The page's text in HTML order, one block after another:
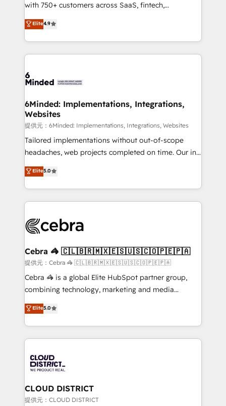
projects • Clients in 30+ industries • Proprietary
technology for integrations • Multilingual team:
English, Spanish, Portuguese & Italian 👉 Grow
smarter with AI and HubSpot.
with 750+ customers across SaaS, fintech,
healthcare, real estate, and other industries. With
150+ HubSpot-certified experts, we deliver scalable
solutions to complex GTM and RevOps challenges.
Our Expertise 🔹 Onboarding & Implementation:
tailored to your GTM motion. 🔹 Migrations:
from other CRMs to HubSpot without data loss or
downtime. 🔹 RevOps Strategy: Align teams,
processes, and data to drive revenue efficiency. 🔹
Integrations: Connect HubSpot with your tech stack
for better adoption. 🔹 Custom Solutions: Build
SOC 2 Type II and ISO 27001 certified, reinforcing
our commitment to data security and compliance. At
Elite4.9
6Minded: Implementations, Integrations,
Websites
提供元：6Minded: Implementations, Integrations, Websites
Tailored implementations without out-of-scope
headaches, web projects completed on time. Our in-
house team of certified CRM architects, experts,
developers, designers, and marketers handles all
aspects of your HubSpot. ✨ 400+ global clients ✨
100+ seamless migrations from 15+ different CRMs
implementations, and 5,000+ pages ✨ CS: Clients
CS: 245% organic growth & +751% new visitors for a
full-funnel HubSpot project ✨ CS: 415% conversion
boost with a new HubSpot site Recognized leaders:
🏆 HubSpot Platform Migration Impact Award 🏆
Inbound Campaign of the Year 🏆 Gold AVA Digital
Award for Best Website 🌟 Accreditations: CRM
Elite5.0
Cebra 🦓 🇨🇱🇧🇷🇲🇽🇪🇸🇺🇸🇨🇴🇵🇪🇵🇦
提供元：Cebra 🦓 🇨🇱🇧🇷🇲🇽🇪🇸🇺🇸🇨🇴🇵🇪🇵🇦
Cebra 🦓 is a global Elite HubSpot partner group,
combining technology, marketing and media
expertise across Latin America and Southern
Europe, with teams across 7 countries. Born in Chile,
we combine local insight with international reach to
help businesses grow through technology, creativity,
500+ HubSpot implementations, building end-to-
end solutions that integrate CRM, AI automation,
inbound and loop marketing, content, and digital
creativity. Our multicultural team works in Spanish,
Elite5.0
CLOUD DISTRICT
提供元：CLOUD DISTRICT